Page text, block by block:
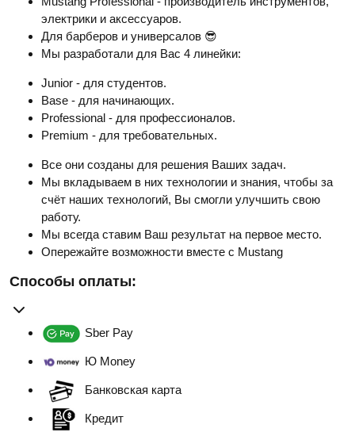
электрики и аксессуаров.
Для барберов и универсалов 😎
Мы разработали для Вас 4 линейки:
Junior - для студентов.
Base - для начинающих.
Professional - для профессионалов.
Premium - для требовательных.
Все они созданы для решения Ваших задач.
Мы вкладываем в них технологии и знания, чтобы за
счёт наших технологий, Вы смогли улучшить свою
работу.
Мы всегда ставим Ваш результат на первое место.
Опережайте возможности вместе с Mustang
Способы оплаты:
Sber Pay
Ю Money
Банковская карта
Кредит